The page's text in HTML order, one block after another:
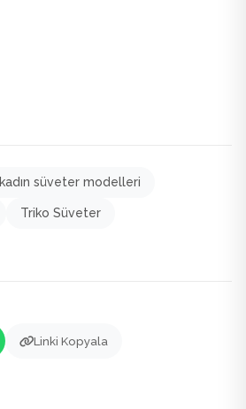
kadın süveter modelleri
Triko Süveter
Linki Kopyala